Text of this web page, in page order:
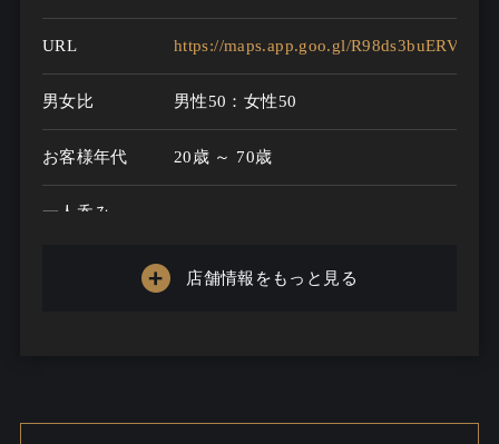
URL https://maps.app.goo.gl/
男女比 男性50：女性50
お客様年代 20歳 ～ 70歳
一人呑み
店舗情報をもっと見る